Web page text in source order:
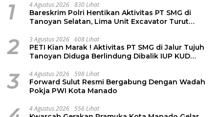
1 4 Agustus 2026 830 Lihat
Bareskrim Polri Hentikan Aktivitas PT SMG di
Tanoyan Selatan, Lima Unit Excavator Turut
2 3 Agustus 2026 608 Lihat
PETI Kian Marak ! Aktivitas PT SMG di Jalur Tujuh
Tanoyan Diduga Berlindung Dibalik IUP KUD
3 4 Agustus 2026 598 Lihat
Forward Sulut Resmi Bergabung Dengan Wadah
Pokja PWI Kota Manado
4 Agustus 2026 556 Lihat